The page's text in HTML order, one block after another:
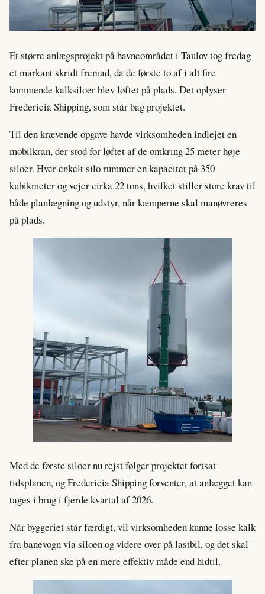
Et større anlægsprojekt på havneområdet i Taulov tog fredag
et markant skridt fremad, da de første to af i alt fire
kommende kalksiloer blev løftet på plads. Det oplyser
Fredericia Shipping, som står bag projektet.
Til den krævende opgave havde virksomheden indlejet en
mobilkran, der stod for løftet af de omkring 25 meter høje
siloer. Hver enkelt silo rummer en kapacitet på 350
kubikmeter og vejer cirka 22 tons, hvilket stiller store krav til
både planlægning og udstyr, når kæmperne skal manøvreres
på plads.
Med de første siloer nu rejst følger projektet fortsat
tidsplanen, og Fredericia Shipping forventer, at anlægget kan
tages i brug i fjerde kvartal af 2026.
Når byggeriet står færdigt, vil virksomheden kunne losse kalk
fra banevogn via siloen og videre over på lastbil, og det skal
efter planen ske på en mere effektiv måde end hidtil.